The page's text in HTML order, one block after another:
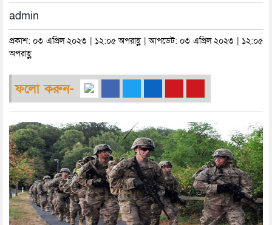
admin
প্রকাশ: ০৩ এপ্রিল ২০২৩ | ১২:০৫ অপরাহ্ণ | আপডেট: ০৩ এপ্রিল ২০২৩ | ১২:০৫
অপরাহ্ণ
ফলো করুন-